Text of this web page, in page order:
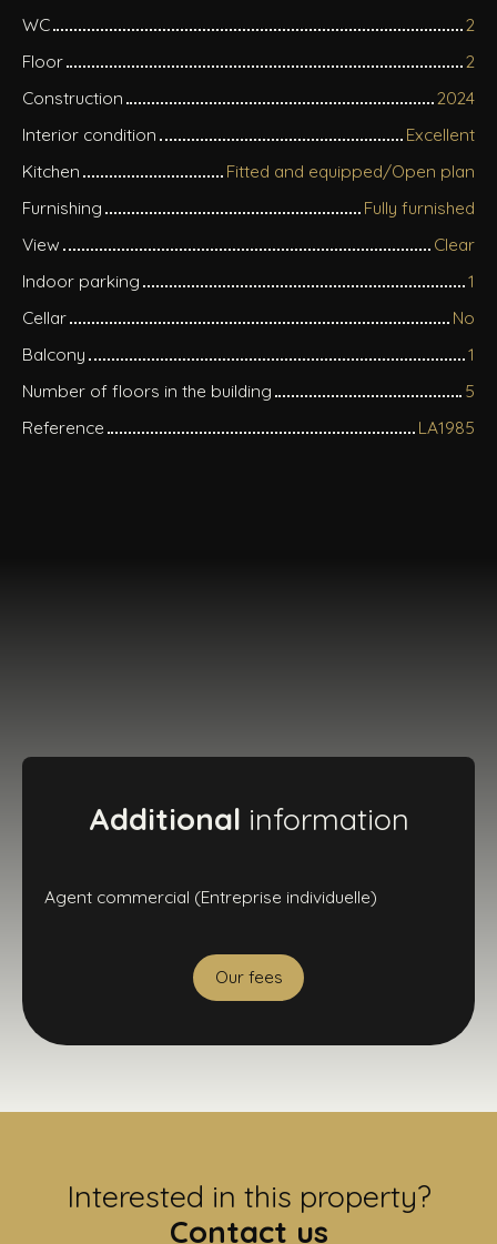
WC
2
Floor
2
Construction
2024
Interior condition
Excellent
Kitchen
Fitted and equipped/Open plan
Furnishing
Fully furnished
View
Clear
Indoor parking
1
Cellar
No
Balcony
1
Number of floors in the building
5
Reference
LA1985
Additional information
Agent commercial (Entreprise individuelle)
Our fees
Interested in this property?
Contact us